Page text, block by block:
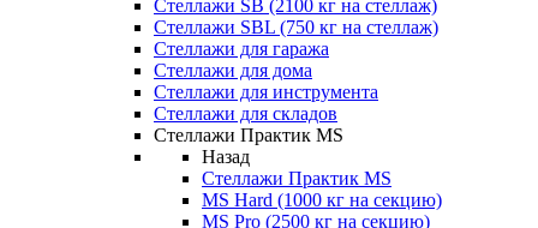
Стеллажи SB (2100 кг на стеллаж)
Стеллажи SBL (750 кг на стеллаж)
Стеллажи для гаража
Стеллажи для дома
Стеллажи для инструмента
Стеллажи для складов
Стеллажи Практик MS
Назад
Стеллажи Практик MS
MS Hard (1000 кг на секцию)
MS Pro (2500 кг на секцию)